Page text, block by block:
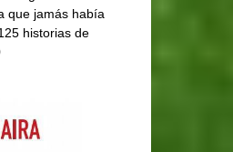
que jamás había
historias de